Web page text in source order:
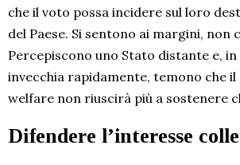
che il voto possa incidere sul loro
del Paese. Si sentono ai margini, non
Percepiscono uno Stato distante e, in
invecchia rapidamente, temono che il
welfare non riuscirà più a sostenere
Difendere l’interesse